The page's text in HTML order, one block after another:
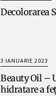
Decolorarea
3 IANUARIE 2023
Beauty Oil –
hidratare a